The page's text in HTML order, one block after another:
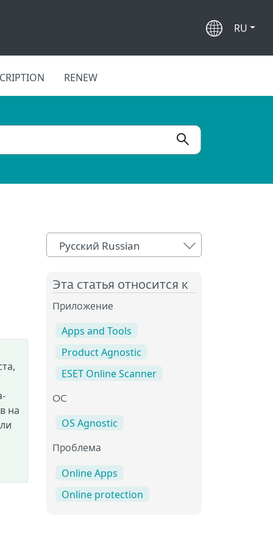
RU
RENEW
на
Русский Russian
Эта статья относится к
Приложение
Apps and Tools
Product Agnostic
ESET Online Scanner
OC
OS Agnostic
Проблема
Online Apps
Online protection